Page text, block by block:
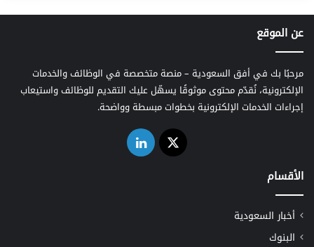
عن الموقع
مرحبًا بك في أفق السعودية – منصة متخصصة في الوظائف والخدمات
الإلكترونية، نُقدّم محتوى موثوقًا يسهّل عليك التقديم للوظائف واستيعاب
إجراءات الخدمات الإلكترونية بخطوات مبسطة وواضحة.
‫X لينكدإن
الأقسام
أخبار السعودية
البنوك